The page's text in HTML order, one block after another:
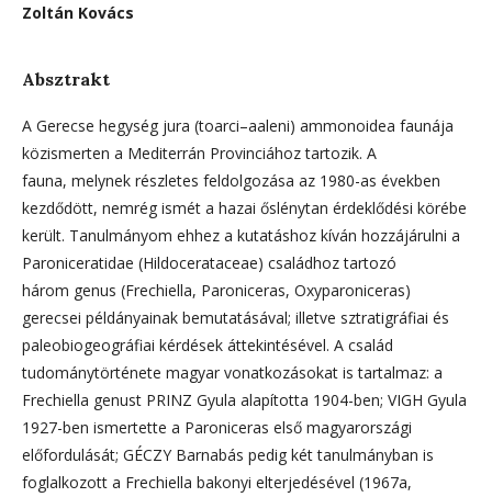
Zoltán Kovács
Absztrakt
A Gerecse hegység jura (toarci–aaleni) ammonoidea faunája
közismerten a Mediterrán Provinciához tartozik. A
fauna, melynek részletes feldolgozása az 1980-as években
kezdődött, nemrég ismét a hazai őslénytan érdeklődési körébe
került. Tanulmányom ehhez a kutatáshoz kíván hozzájárulni a
Paroniceratidae (Hildocerataceae) családhoz tartozó
három genus (Frechiella, Paroniceras, Oxyparoniceras)
gerecsei példányainak bemutatásával; illetve sztratigráfiai és
paleobiogeográfiai kérdések áttekintésével. A család
tudománytörténete magyar vonatkozásokat is tartalmaz: a
Frechiella genust PRINZ Gyula alapította 1904-ben; VIGH Gyula
1927-ben ismertette a Paroniceras első magyarországi
előfordulását; GÉCZY Barnabás pedig két tanulmányban is
foglalkozott a Frechiella bakonyi elterjedésével (1967a,